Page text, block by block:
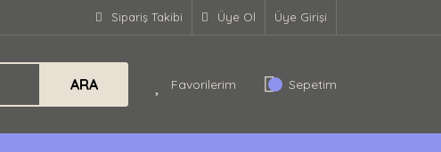
Sipariş Takibi Üye Ol Üye Girişi
ARA Favorilerim Sepetim